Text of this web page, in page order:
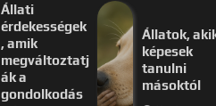
Állati
érdekességek
, amik
megváltoztatj
ák a
gondolkodás
Állatok,
képesek
tanulni
másoktól